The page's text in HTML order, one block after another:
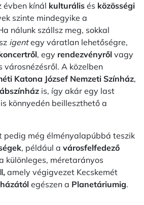
évben kínál kulturális és közösségi
szinte mindegyike a
nálunk szállsz meg, sokkal
igentegy váratlan lehetőségre,
, egy rendezvényről vagy
városnézésről. A közelben
Katona József Nemzeti Színház,
is, így akár egy last
könnyedén beilleszthető a
pedig még élményalapúbbá teszik
, például a városfelfedező
különleges, méretarányos
amely végigvezet Kecskemét
egészen a Planetáriumig.